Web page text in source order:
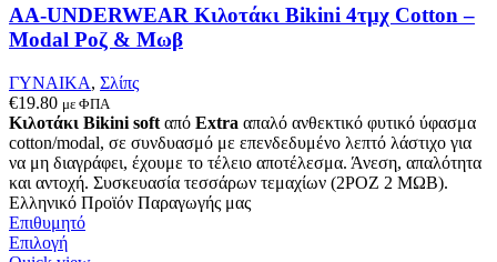
μπορούν
να
επιλεγούν
σελίδα
του
προϊόντος
AA-UNDERWEAR Κιλοτάκι Bikini 4τμχ Cotton –
Modal Ροζ & Μωβ
ΓΥΝΑΙΚΑ, Σλίπς
€19.80 με ΦΠΑ
Κιλοτάκι Bikini soft από Extra απαλό ανθεκτικό φυτικό ύφασμα
cotton/modal, σε συνδυασμό με επενδεδυμένο λεπτό λάστιχο για
να μη διαγράφει, έχουμε το τέλειο αποτέλεσμα. Άνεση, απαλότητα
και αντοχή. Συσκευασία τεσσάρων τεμαχίων (2ΡΟΖ 2 ΜΩΒ).
Ελληνικό Προϊόν Παραγωγής μας
Επιθυμητό
ΕπιλογήΑυτό